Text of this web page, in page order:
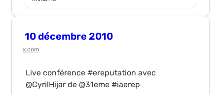
10 décembre 2010
x.com
Live conférence #ereputation avec
@CyrilHijar de @31eme #iaerep